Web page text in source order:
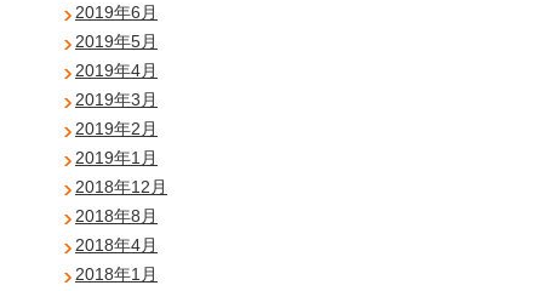
2019年6月
2019年5月
2019年4月
2019年3月
2019年2月
2019年1月
2018年12月
2018年8月
2018年4月
2018年1月